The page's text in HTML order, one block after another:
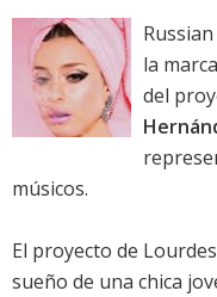
la
del
músicos.
El proyecto de
sueño de una chica